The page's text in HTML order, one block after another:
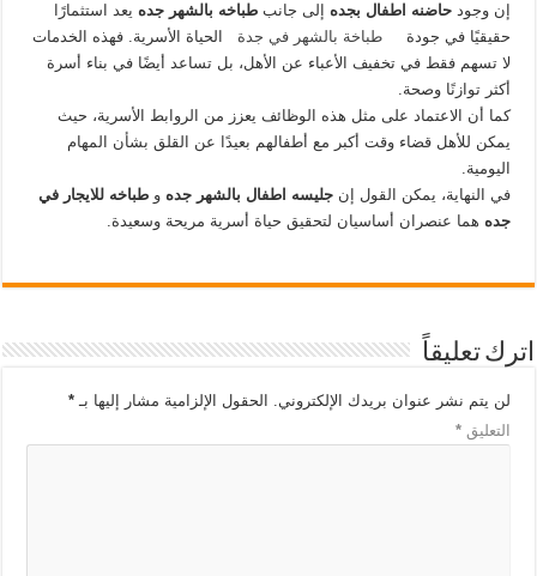
إن وجودحاضنه اطفال بجده إلى جانبطباخه بالشهر جده يعد استثمارًا
حقيقيًا في جودةطباخة بالشهر في جدة الحياة الأسرية. فهذه الخدمات
لا تسهم فقط في تخفيف الأعباء عن الأهل، بل تساعد أيضًا في بناء أسرة
أكثر توازنًا وصحة.
كما أن الاعتماد على مثل هذه الوظائف يعزز من الروابط الأسرية، حيث
يمكن للأهل قضاء وقت أكبر مع أطفالهم بعيدًا عن القلق بشأن المهام
اليومية.
في النهاية، يمكن القول إنجليسه اطفال بالشهر جده وطباخه للايجار في
جده هما عنصران أساسيان لتحقيق حياة أسرية مريحة وسعيدة.
اترك تعليقاً
لن يتم نشر عنوان بريدك الإلكتروني. الحقول الإلزامية مشار إليها بـ*
التعليق*